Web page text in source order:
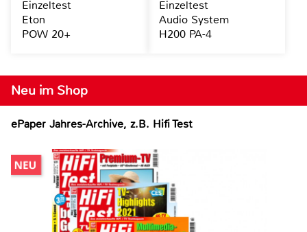
Neu im Shop
ePaper Jahres-Archive, z.B. Hifi Test
Einzeltest
Eton
POW 20+
Einzeltest
Audio System
H200 PA-4